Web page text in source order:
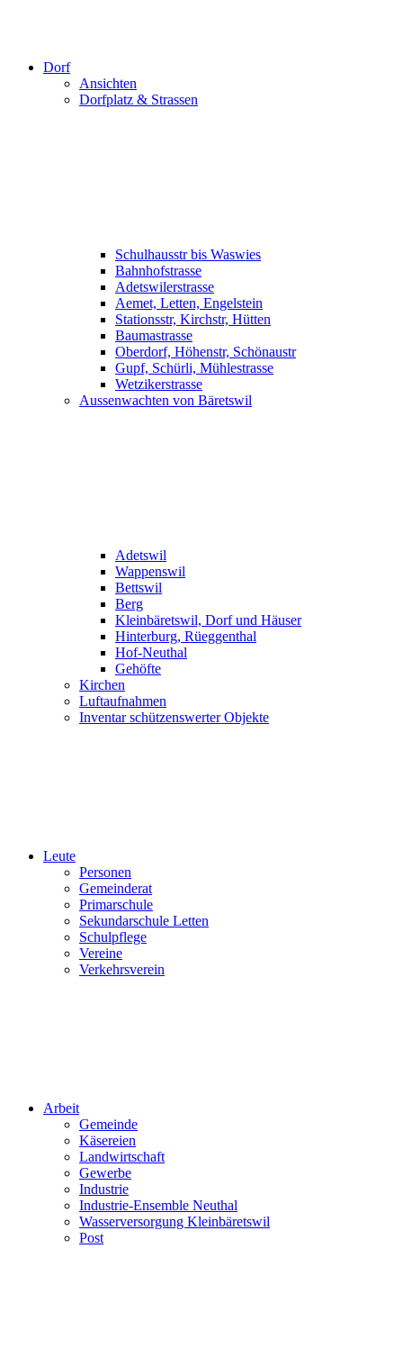
Dorf
Ansichten
Dorfplatz & Strassen
Schulhausstr bis Waswies
Bahnhofstrasse
Adetswilerstrasse
Aemet, Letten, Engelstein
Stationsstr, Kirchstr, Hütten
Baumastrasse
Oberdorf, Höhenstr, Schönaustr
Gupf, Schürli, Mühlestrasse
Wetzikerstrasse
Aussenwachten von Bäretswil
Adetswil
Wappenswil
Bettswil
Berg
Kleinbäretswil, Dorf und Häuser
Hinterburg, Rüeggenthal
Hof-Neuthal
Gehöfte
Kirchen
Luftaufnahmen
Inventar schützenswerter Objekte
Leute
Personen
Gemeinderat
Primarschule
Sekundarschule Letten
Schulpflege
Vereine
Verkehrsverein
Arbeit
Gemeinde
Käsereien
Landwirtschaft
Gewerbe
Industrie
Industrie-Ensemble Neuthal
Wasserversorgung Kleinbäretswil
Post